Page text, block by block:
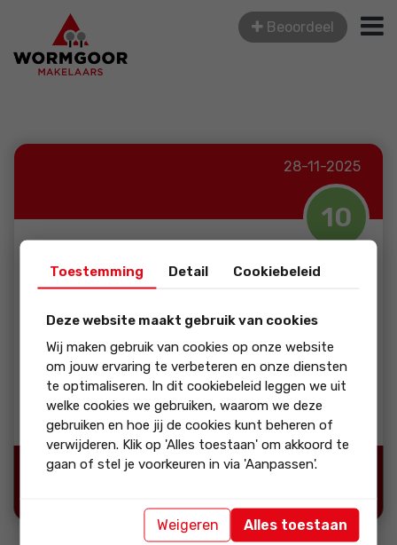
Beoordeel
28-11-2025
10
Jeroen
Prima verzorgd overs...
beoordeling:
Prima verzorgd oversluiten van de offerte. Soepele
overgang.
Bron:
Toestemming Detail Cookiebeleid
Deze website maakt gebruik van cookies
Wij maken gebruik van cookies op onze website
om jouw ervaring te verbeteren en onze diensten
te optimaliseren. In dit cookiebeleid leggen we uit
welke cookies we gebruiken, waarom we deze
gebruiken en hoe jij de cookies kunt beheren of
verwijderen. Klik op 'Alles toestaan' om akkoord te
gaan of stel je voorkeuren in via 'Aanpassen'.
Weigeren Alles toestaan